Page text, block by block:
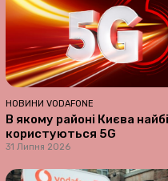
НОВИНИ VODAFONE
В якому районі Києва
користуються 5G
31 Липня 2026